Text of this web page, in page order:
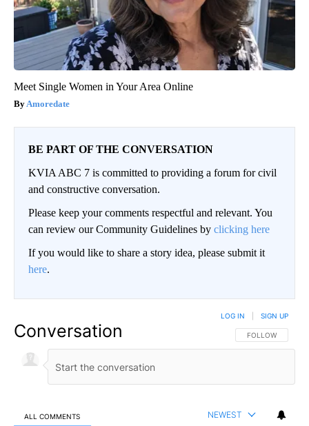
Meet Single Women in Your Area Online
Amoredate
BE PART OF THE CONVERSATION
KVIA ABC 7 is committed to providing a forum for civil
and constructive conversation.
Please keep your comments respectful and relevant. You
can review our Community Guidelines by clicking here
If you would like to share a story idea, please submit it
here.
Conversation FOLLOW THIS
FOLLOW
LOG IN SIGN UP
ALL COMMENTS NEWEST